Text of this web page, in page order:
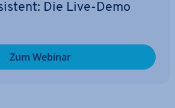
Die Live-Demo
Zum Webinar